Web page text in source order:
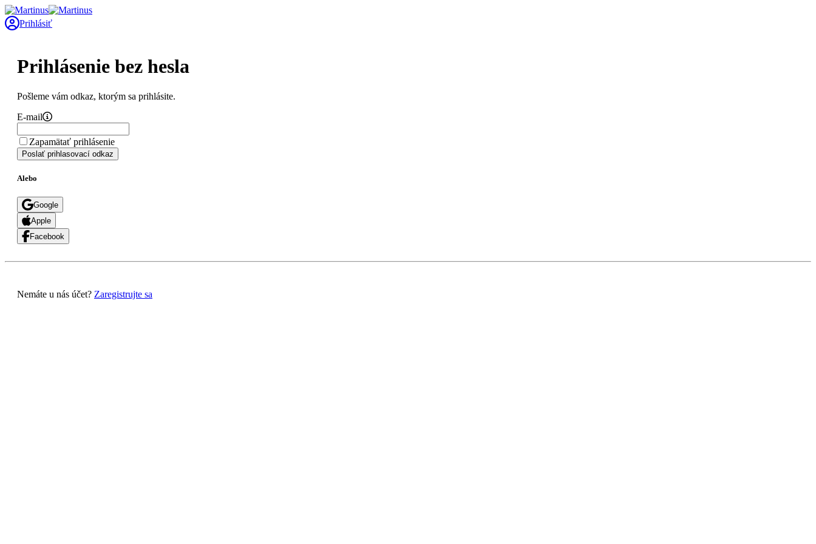
Prihlásiť
Prihlásenie bez hesla
Pošleme vám odkaz, ktorým sa prihlásite.
E-mail
Zapamätať prihlásenie
Poslať prihlasovací odkaz
Alebo
Google
Apple
Facebook
Nemáte u nás účet? Zaregistrujte sa